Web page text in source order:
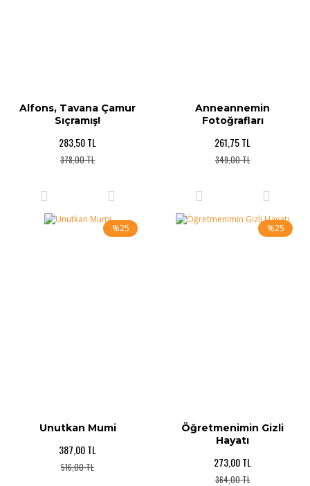
Alfons, Tavana Çamur
Sıçramış!
283,50 TL
378,00 TL
Anneannemin
Fotoğrafları
261,75 TL
349,00 TL
%25
Unutkan Mumi
387,00 TL
516,00 TL
%25
Öğretmenimin Gizli
Hayatı
273,00 TL
364,00 TL